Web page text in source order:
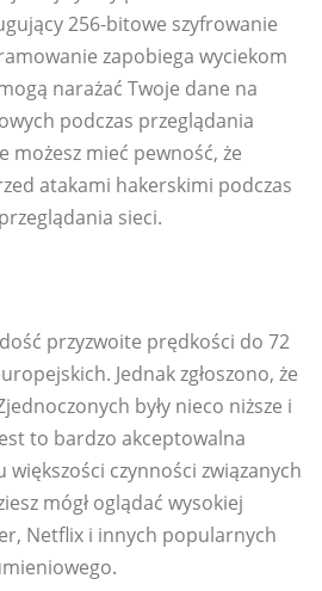
256-bitowe szyfrowanie
zapobiega wyciekom
narażać Twoje dane na
podczas przeglądania
możesz mieć pewność, że
atakami hakerskimi podczas
sieci.
przyzwoite prędkości do 72
Jednak zgłoszono, że
były nieco niższe i
to bardzo akceptowalna
czynności związanych
mógł oglądać wysokiej
Netflix i innych popularnych